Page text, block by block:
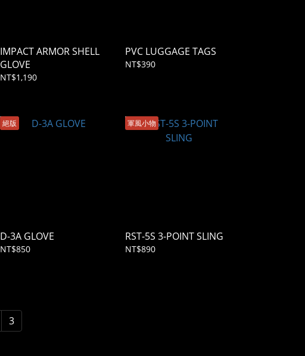
IMPACT ARMOR SHELL
GLOVE
NT$1,190
PVC LUGGAGE TAGS
NT$390
絕版
D-3A GLOVE
NT$850
軍風小物
RST-5S 3-POINT SLING
NT$890
3